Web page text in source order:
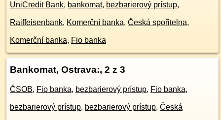
UniCredit Bank, bankomat, bezbarierový prístup,
Raiffeisenbank, Komerční banka, Česká spořitelna,
Komerční banka, Fio banka
Bankomat, Ostrava:, 2 z 3
ČSOB, Fio banka, bezbarierový prístup, Fio banka,
bezbarierový prístup, bezbarierový prístup, Česká